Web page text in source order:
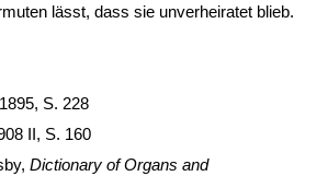
lässt, dass sie unverheiratet blieb.
S. 228
II, S. 160
Dictionary of Organs and